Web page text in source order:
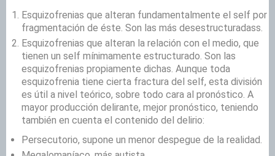
Esquizofrenias que alteran fundamentalmente el self por
fragmentación de éste. Son las más desestructuradass.
Esquizofrenias que alteran la relación con el medio, que
tienen un self mínimamente estructurado. Son las
esquizofrenias propiamente dichas. Aunque toda
esquizofrenia tiene cierta fractura del self, esta división
es útil a nivel teórico, sobre todo cara al pronóstico. A
mayor producción delirante, mejor pronóstico, teniendo
también en cuenta el contenido del delirio:
Persecutorio, supone un menor despegue de la realidad.